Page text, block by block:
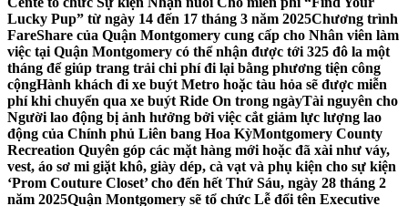
Lucky Pup” từ ngày 14 đến 17 tháng 3 năm 2025Chương trình
FareShare của Quận Montgomery cung cấp cho Nhân viên làm
việc tại Quận Montgomery có thể nhận được tới 325 đô la một
tháng để giúp trang trải chi phí đi lại bằng phương tiện công
cộngHành khách đi xe buýt Metro hoặc tàu hỏa sẽ được miễn
phí khi chuyển qua xe buýt Ride On trong ngàyTài nguyên cho
Người lao động bị ảnh hưởng bởi việc cắt giảm lực lượng lao
động của Chính phủ Liên bang Hoa KỳMontgomery County
Recreation Quyên góp các mặt hàng mới hoặc đã xài như váy,
vest, áo sơ mi giặt khô, giày dép, cà vạt và phụ kiện cho sự kiện
‘Prom Couture Closet’ cho đến hết Thứ Sáu, ngày 28 tháng 2
năm 2025Quận Montgomery sẽ tổ chức Lễ đổi tên Executive